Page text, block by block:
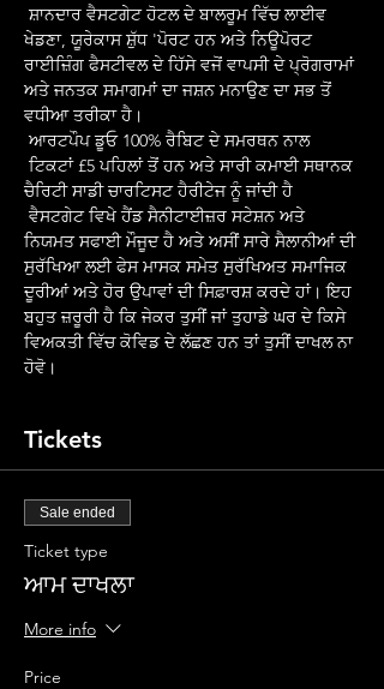
ਖੇਡਣਾ, ਯੂਰੇਕਾਸ ਸ਼ੁੱਧ 'ਪੋਰਟ ਹਨ ਅਤੇ ਨਿਊਪੋਰਟ
ਰਾਈਜ਼ਿੰਗ ਫੈਸਟੀਵਲ ਦੇ ਹਿੱਸੇ ਵਜੋਂ ਵਾਪਸੀ ਦੇ ਪ੍ਰੋਗਰਾਮਾਂ
ਅਤੇ ਜਨਤਕ ਸਮਾਗਮਾਂ ਦਾ ਜਸ਼ਨ ਮਨਾਉਣ ਦਾ ਸਭ ਤੋਂ
ਵਧੀਆ ਤਰੀਕਾ ਹੈ।
ਆਰਟਪੌਪ ਡੂਓ 100% ਰੈਬਿਟ ਦੇ ਸਮਰਥਨ ਨਾਲ
ਚੈਰਿਟੀ ਸਾਡੀ ਚਾਰਟਿਸਟ ਹੈਰੀਟੇਜ ਨੂੰ ਜਾਂਦੀ ਹੈ
ਨਿਯਮਤ ਸਫਾਈ ਮੌਜੂਦ ਹੈ ਅਤੇ ਅਸੀਂ ਸਾਰੇ ਸੈਲਾਨੀਆਂ ਦੀ
ਸੁਰੱਖਿਆ ਲਈ ਫੇਸ ਮਾਸਕ ਸਮੇਤ ਸੁਰੱਖਿਅਤ ਸਮਾਜਿਕ
ਦੂਰੀਆਂ ਅਤੇ ਹੋਰ ਉਪਾਵਾਂ ਦੀ ਸਿਫ਼ਾਰਸ਼ ਕਰਦੇ ਹਾਂ। ਇਹ
ਬਹੁਤ ਜ਼ਰੂਰੀ ਹੈ ਕਿ ਜੇਕਰ ਤੁਸੀਂ ਜਾਂ ਤੁਹਾਡੇ ਘਰ ਦੇ ਕਿਸੇ
ਵਿਅਕਤੀ ਵਿੱਚ ਕੋਵਿਡ ਦੇ ਲੱਛਣ ਹਨ ਤਾਂ ਤੁਸੀਂ ਦਾਖਲ ਨਾ
ਹੋਵੋ।
Tickets
Sale ended
Ticket type
ਆਮ ਦਾਖਲਾ
More info
Price